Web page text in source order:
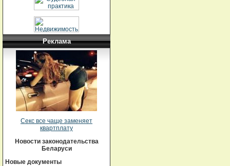
Реклама
Секс все чаще заменяет
квартплату
Новости законодательства
Беларуси
Новые документы